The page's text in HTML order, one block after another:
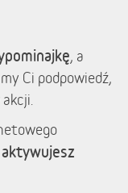
, a
Ci podpowiedź,
aktywujesz